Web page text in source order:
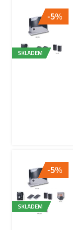
-5%
SKLADEM
-5%
SKLADEM